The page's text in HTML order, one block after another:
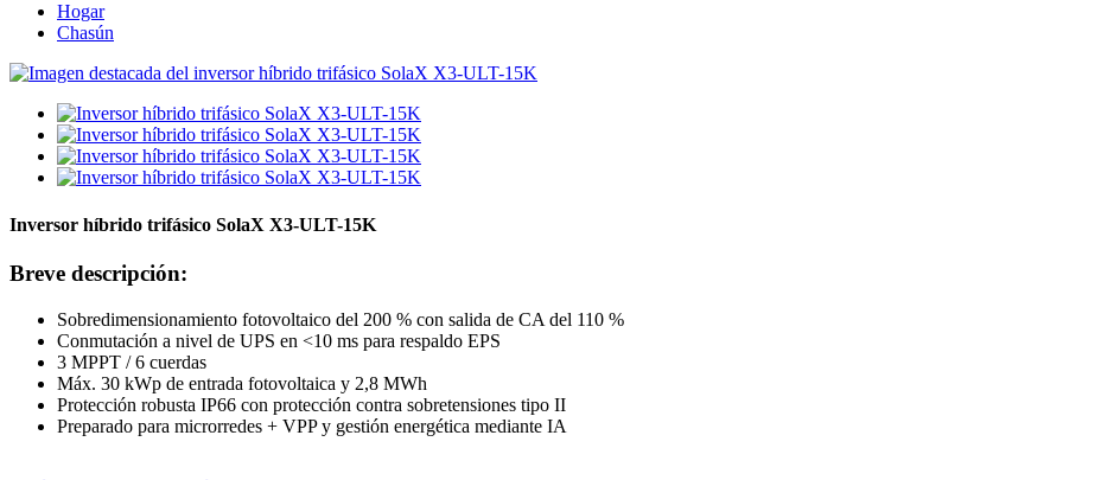
Hogar
Chasún
Inversor híbrido trifásico SolaX X3-ULT-15K
Breve descripción:
Sobredimensionamiento fotovoltaico del 200 % con salida de CA del 110 %
Conmutación a nivel de UPS en <10 ms para respaldo EPS
3 MPPT / 6 cuerdas
Máx. 30 kWp de entrada fotovoltaica y 2,8 MWh
Protección robusta IP66 con protección contra sobretensiones tipo II
Preparado para microrredes + VPP y gestión energética mediante IA